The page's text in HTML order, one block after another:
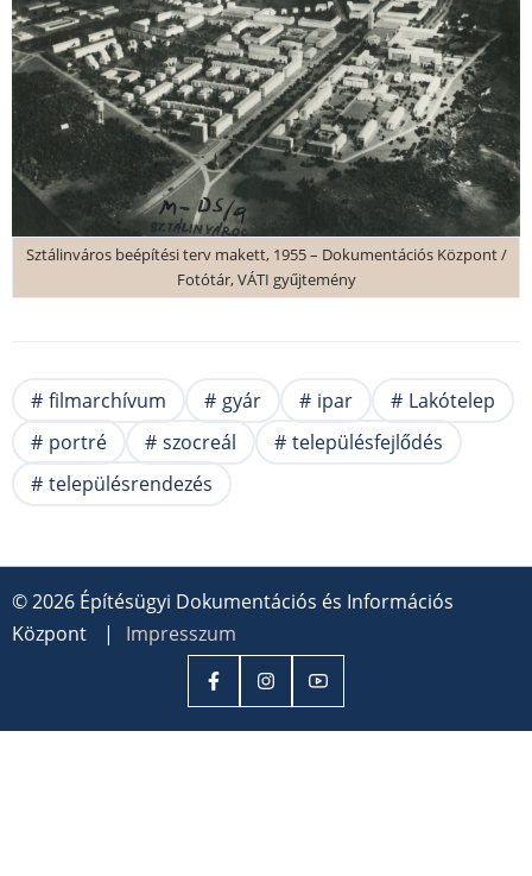
Sztálinváros beépítési terv makett, 1955 – Dokumentációs Központ /
Fotótár, VÁTI gyűjtemény
filmarchívum gyár ipar
Lakótelep
portré
szocreál
településfejlődés
településrendezés
© 2026 Építésügyi Dokumentációs és Információs
Központ
| Impresszum